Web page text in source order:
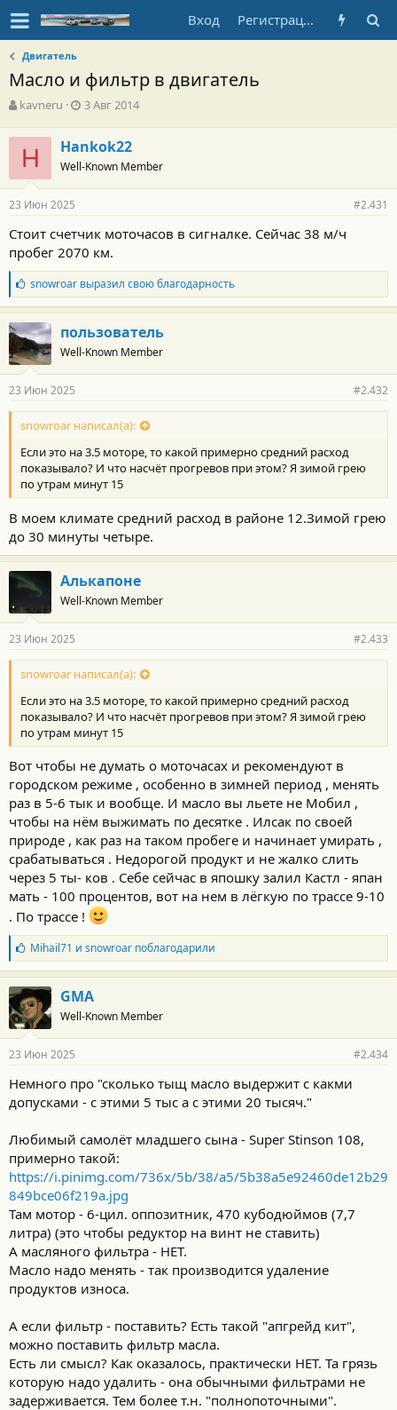
Вход Регистрация
Двигатель
Масло и фильтр в двигатель
А
т
о
р
т
е
м
ы
kavneru
Д
а
н
а
л
а
3 Авг 2014
H Hankok22
Well-Known Member
23 Июн 2025 #2.431
Стоит счетчик моточасов в сигналке. Сейчас 38 м/ч
пробег 2070 км.
Б
л
а
г
о
д
а
н
о
с
и
:
snowroarвыразил свою благодарность
пользователь
Well-Known Member
23 Июн 2025 #2.432
snowroar написал(а):
Если это на 3.5 моторе, то какой примерно средний расход
показывало? И что насчёт прогревов при этом? Я зимой грею
по утрам минут 15
В моем климате средний расход в районе 12.Зимой грею
до 30 минуты четыре.
Алькапоне
Well-Known Member
23 Июн 2025 #2.433
snowroar написал(а):
Если это на 3.5 моторе, то какой примерно средний расход
показывало? И что насчёт прогревов при этом? Я зимой грею
по утрам минут 15
Вот чтобы не думать о моточасах и рекомендуют в
городском режиме , особенно в зимней период , менять
раз в 5-6 тык и вообще. И масло вы льете не Мобил ,
чтобы на нём выжимать по десятке . Илсак по своей
природе , как раз на таком пробеге и начинает умирать ,
срабатываться . Недорогой продукт и не жалко слить
через 5 ты- ков . Себе сейчас в япошку залил Кастл - япан
мать - 100 процентов, вот на нем в лёгкую по трассе 9-10
. По трассе !
Б
л
а
г
о
д
а
н
с
т
Mihail71 и snowroarпоблагодарили
GMA
Well-Known Member
23 Июн 2025 #2.434
Немного про "сколько тыщ масло выдержит с какми
допусками - с этими 5 тыс а с этими 20 тысяч."
Любимый самолёт младшего сына - Super Stinson 108,
примерно такой:
https://i.pinimg.com/736x/5b/38/a5/5b38a5e92460de12b29
849bce06f219a.jpg
Там мотор - 6-цил. оппозитник, 470 кубодюймов (7,7
литра) (это чтобы редуктор на винт не ставить)
А масляного фильтра - НЕТ.
Масло надо менять - так производится удаление
продуктов износа.
А если фильтр - поставить? Есть такой "апгрейд кит",
можно поставить фильтр масла.
Есть ли смысл? Как оказалось, практически НЕТ. Та грязь
которую надо удалить - она обычными фильтрами не
задерживается. Тем более т.н. "полнопоточными".